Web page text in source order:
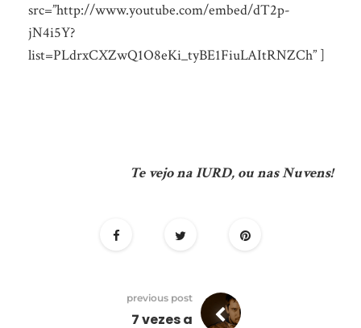
src=”http://www.youtube.com/embed/dT2p-
jN4i5Y?
list=PLdrxCXZwQ1O8eKi_tyBE1FiuLAItRNZCh” ]
Te vejo na IURD, ou nas Nuvens!
previous post
7 vezes a